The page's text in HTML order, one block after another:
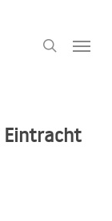
Menu
Eintracht